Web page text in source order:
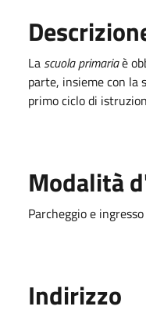
La scuola primariaè
parte, insieme con la
primo ciclo di
Modalità
Parcheggio e
Indirizzo